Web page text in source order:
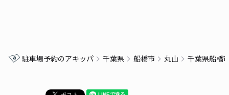
駐車場予約のアキッパ 千葉県 船橋市 丸山 千葉県船橋